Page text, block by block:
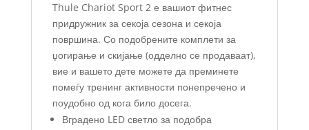
Thule Chariot Sport 2 е вашиот фитнес
придружник за секоја сезона и секоја
површина. Со подобрените комплети за
џогирање и скијање (одделно се продаваат),
вие и вашето дете можете да преминете
помеѓу тренинг активности понепречено и
поудобно од кога било досега.
Вградено LED светло за подобра